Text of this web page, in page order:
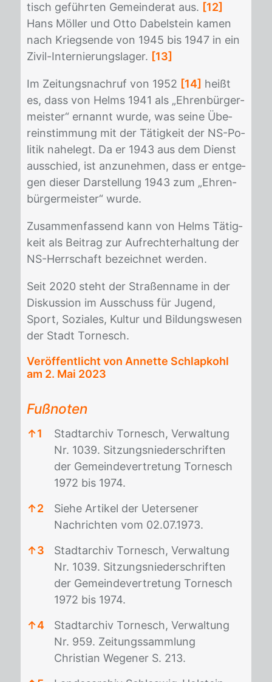
tisch ge­führ­ten Ge­mein­de­rat aus. [12]
Hans Möl­ler und Otto Da­bel­stein ka­men
nach Kriegs­en­de von 1945 bis 1947 in ein
Zi­vil-In­ter­nie­rungs­la­ger. [13]
Im Zei­tungs­nach­ruf von 1952 [14] heißt
es, dass von Helms 1941 als „Eh­ren­bür­ger­
meis­ter“ er­nannt wur­de, was sei­ne Übe­
rein­stim­mung mit der Tä­tig­keit der NS-Po­
li­tik na­he­legt. Da er 1943 aus dem Dienst
aus­schied, ist an­zu­neh­men, dass er ent­ge­
gen die­ser Dar­stel­lung 1943 zum „Eh­ren­
bür­ger­meis­ter“ wur­de.
Zu­sam­men­fas­send kann von Helms Tä­tig­
keit als Bei­trag zur Auf­recht­er­hal­tung der
NS-Herr­schaft be­zeich­net wer­den.
Seit 2020 steht der Stra­ßen­na­me in der
Dis­kus­si­on im Aus­schuss für Ju­gend,
Sport, So­zia­les, Kul­tur und Bil­dungs­we­sen
der Stadt Tor­nesch.
Veröffentlicht von Annette Schlapkohl
am 2. Mai 2023
Fußnoten
↑1
Stadtarchiv Tornesch, Verwaltung
Nr. 1039. Sitzungsniederschriften
der Gemeindevertretung Tornesch
1972 bis 1974.
↑2
Siehe Artikel der Uetersener
Nachrichten vom 02.07.1973.
↑3
Stadtarchiv Tornesch, Verwaltung
Nr. 1039. Sitzungsniederschriften
der Gemeindevertretung Tornesch
1972 bis 1974.
↑4
Stadtarchiv Tornesch, Verwaltung
Nr. 959. Zeitungssammlung
Christian Wegener S. 213.